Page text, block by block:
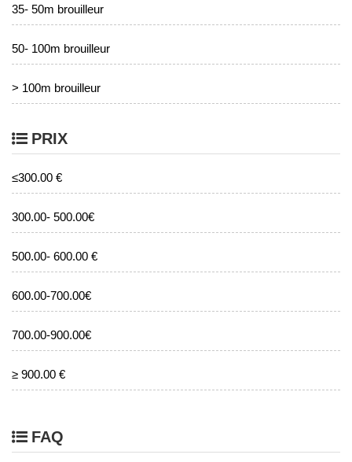
35- 50m brouilleur
50- 100m brouilleur
> 100m brouilleur
PRIX
≤300.00 €
300.00- 500.00€
500.00- 600.00 €
600.00-700.00€
700.00-900.00€
≥ 900.00 €
FAQ